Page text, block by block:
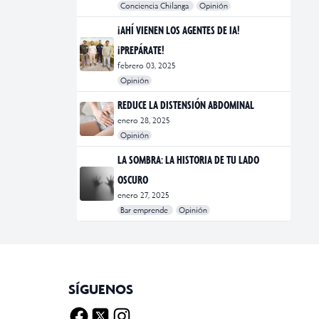
Conciencia Chilanga
Opinión
#bienestar
#Opinión
#Principal
¡AHÍ VIENEN LOS AGENTES DE IA!
¡PREPÁRATE!
febrero 03, 2025
Opinión
#Bar Emprende
#Opinión
#Principal
REDUCE LA DISTENSIÓN ABDOMINAL
enero 28, 2025
Opinión
#bienestar
#Opinión
#Principal
#Salud
LA SOMBRA: LA HISTORIA DE TU LADO
OSCURO
enero 27, 2025
Bar emprende
Opinión
#Bar Emprende
#CDMX
#marketing
SÍGUENOS